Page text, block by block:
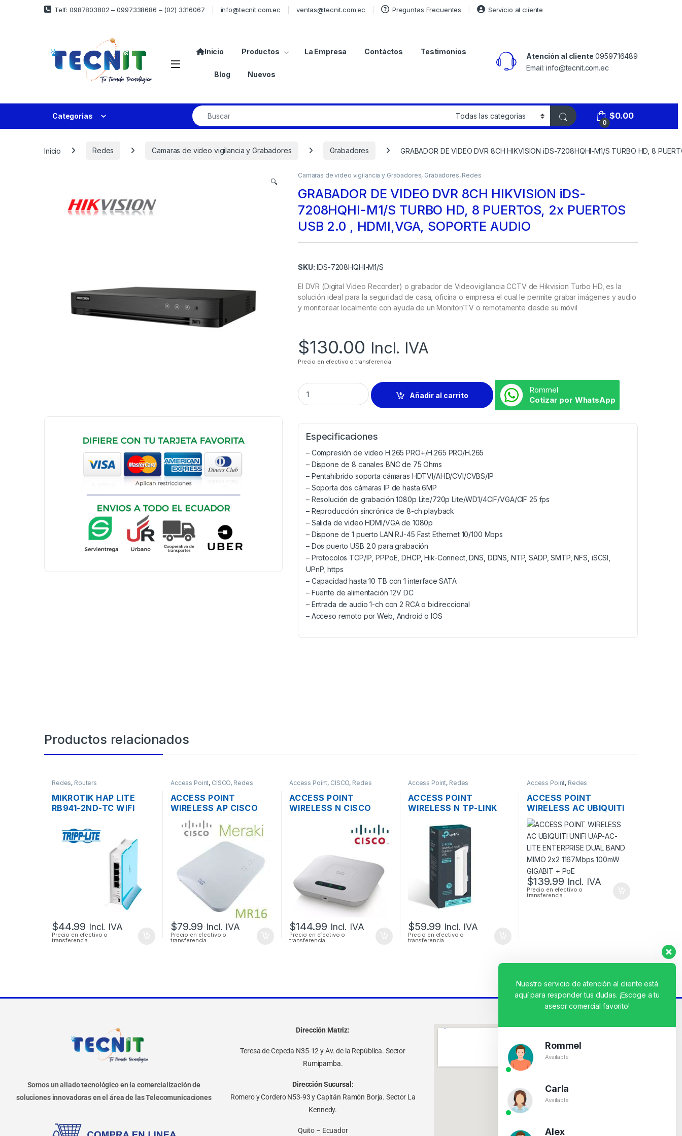
Telf: 0987803802 – 0997338686 – (02) 3316067 info@tecnit.com.ec ventas@tecnit.com.ec Preguntas Frecuentes Servicio al cliente
Inicio Productos La Empresa Contáctos Testimonios
Blog Nuevos
Atención al cliente 0959716489
Email: info@tecnit.com.ec
Categorias
0
$0.00
Inicio Redes Camaras de video vigilancia y Grabadores Grabadores GRABADOR DE VIDEO DVR 8CH HIKVISION iDS-7208HQHI-M1/S TURBO HD, 8
🔍
Camaras de video vigilancia y Grabadores, Grabadores, Redes
GRABADOR DE VIDEO DVR 8CH HIKVISION iDS-
7208HQHI-M1/S TURBO HD, 8 PUERTOS, 2x PUERTOS
USB 2.0 , HDMI,VGA, SOPORTE AUDIO
SKU: IDS-7208HQHI-M1/S
El DVR (Digital Video Recorder) o grabador de Videovigilancia CCTV de Hikvision Turbo HD, es la
solución ideal para la seguridad de casa, oficina o empresa el cual le permite grabar imágenes y audio
y monitorear localmente con ayuda de un Monitor/TV o remotamente desde su móvil
$130.00 Incl. IVA
Precio en efectivo o transferencia
Añadir al carrito
Rommel
Cotizar por WhatsApp
Especificaciones
– Compresión de video H.265 PRO+/H.265 PRO/H.265
– Dispone de 8 canales BNC de 75 Ohms
– Pentahibrido soporta cámaras HDTVI/AHD/CVI/CVBS/IP
– Soporta dos cámaras IP de hasta 6MP
– Resolución de grabación 1080p Lite/720p Lite/WD1/4CIF/VGA/CIF 25 fps
– Reproducción sincrónica de 8-ch playback
– Salida de video HDMI/VGA de 1080p
– Dispone de 1 puerto LAN RJ-45 Fast Ethernet 10/100 Mbps
– Dos puerto USB 2.0 para grabación
– Protocolos TCP/IP, PPPoE, DHCP, Hik-Connect, DNS, DDNS, NTP, SADP, SMTP, NFS, iSCSI,
UPnP, https
– Capacidad hasta 10 TB con 1 interface SATA
– Fuente de alimentación 12V DC
– Entrada de audio 1-ch con 2 RCA o bidireccional
– Acceso remoto por Web, Android o IOS
Productos relacionados
Redes, Routers
MIKROTIK HAP LITE
RB941-2ND-TC WIFI
PUERTOS 10/100
$44.99 Incl. IVA
Precio en efectivo o
transferencia
Access Point, CISCO, Redes
ACCESS POINT
WIRELESS AP CISCO
MERAKI MR16 DUAL
BAND 600 MBPS
SOPORTE POE
OUTDOOR
$79.99 Incl. IVA
Precio en efectivo o
transferencia
Access Point, CISCO, Redes
ACCESS POINT
WIRELESS N CISCO
DOS ANTENAS INT.
300MBPS SOPORTE
$144.99 Incl. IVA
Precio en efectivo o
transferencia
Access Point, Redes
ACCESS POINT
WIRELESS N TP-LINK
1000MW 300MBPS +
POE OUTDOOR
$59.99 Incl. IVA
Precio en efectivo o
transferencia
Access Point, Redes
ACCESS POINT
WIRELESS AC UBIQUITI
UNIFI UAP-AC-LITE
ENTERPRISE DUAL
BAND MIMO 2×2
1167MBPS 100MW
GIGABIT + POE
$139.99 Incl. IVA
Precio en efectivo o
transferencia
Somos un aliado tecnológico en la comercialización de
soluciones innovadoras en el área de las Telecomunicaciones
Dirección Matriz:
Teresa de Cepeda N35-12 y Av. de la República. Sector
Rumipamba.
Dirección Sucursal:
Romero y Cordero N53-93 y Capitán Ramón Borja. Sector La
Kennedy.
Quito – Ecuador
Nuestro servicio de atención al cliente está
aquí para responder tus dudas. ¡Escoge a tu
asesor comercial favorito!
Rommel
Available
Carla
Available
Alex